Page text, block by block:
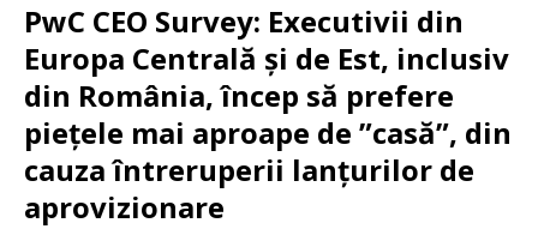
PwC CEO Survey: Executivii din
Europa Centrală și de Est, inclusiv
din România, încep să prefere
piețele mai aproape de ”casă”, din
cauza întreruperii lanțurilor de
aprovizionare